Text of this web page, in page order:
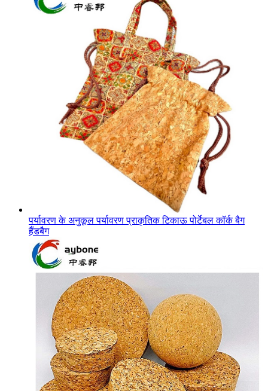
पर्यावरण के अनुकूल पर्यावरण प्राकृतिक टिकाऊ पोर्टेबल कॉर्क बैग
हैंडबैग